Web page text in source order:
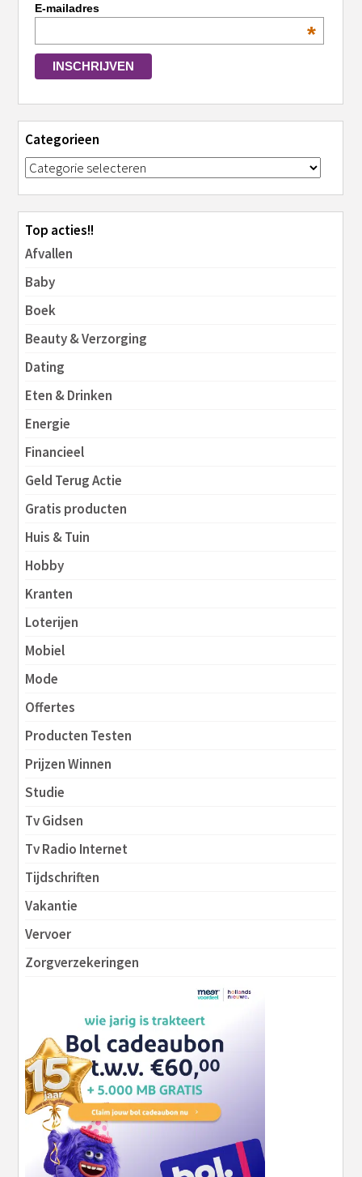
E-mailadres
*
Categorieen
Top acties!!
Afvallen
Baby
Boek
Beauty & Verzorging
Dating
Eten & Drinken
Energie
Financieel
Geld Terug Actie
Gratis producten
Huis & Tuin
Hobby
Kranten
Loterijen
Mobiel
Mode
Offertes
Producten Testen
Prijzen Winnen
Studie
Tv Gidsen
Tv Radio Internet
Tijdschriften
Vakantie
Vervoer
Zorgverzekeringen